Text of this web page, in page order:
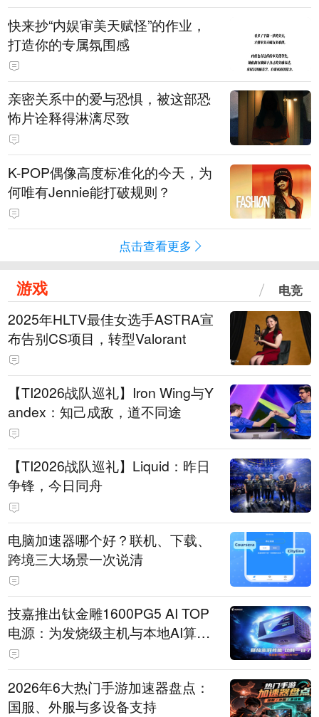
快来抄“内娱审美天赋怪”的作业，
打造你的专属氛围感
亲密关系中的爱与恐惧，被这部恐
怖片诠释得淋漓尽致
K-POP偶像高度标准化的今天，为
何唯有Jennie能打破规则？
点击查看更多
游戏 电竞
2025年HLTV最佳女选手ASTRA宣
布告别CS项目，转型Valorant
【TI2026战队巡礼】Iron Wing与Y
andex：知己成敌，道不同途
【TI2026战队巡礼】Liquid：昨日
争锋，今日同舟
电脑加速器哪个好？联机、下载、
跨境三大场景一次说清
技嘉推出钛金雕1600PG5 AI TOP
电源：为发烧级主机与本地AI算力
打造旗舰供电方案
2026年6大热门手游加速器盘点：
国服、外服与多设备支持